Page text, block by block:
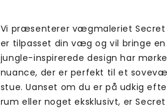
Vi præsenterer vægmaleriet Secret
er tilpasset din væg og vil bringe
jungle-inspirerede design har
nuance, der er perfekt til et
stue. Uanset om du er på udkig
rum eller noget eksklusivt, er